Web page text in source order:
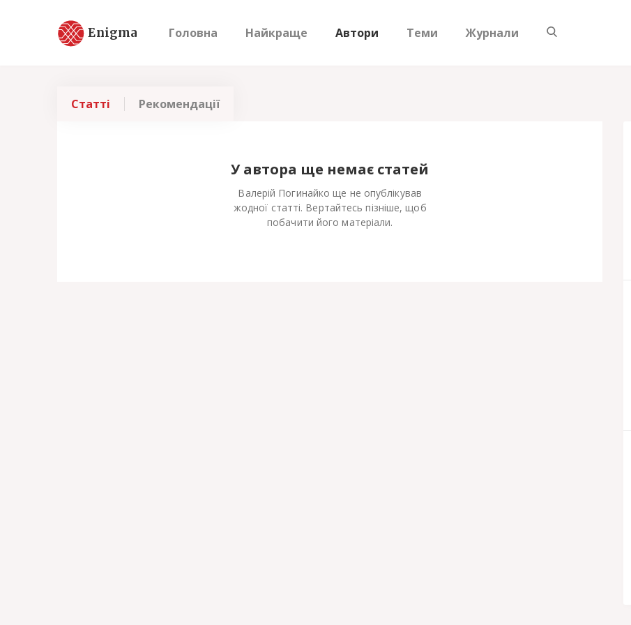
Enigma Головна Найкраще Автори Теми Журнали
Статті Рекомендації
У автора ще немає статей
Валерій Погинайко ще не опублікував
жодної статті. Вертайтесь пізніше, щоб
побачити його матеріали.